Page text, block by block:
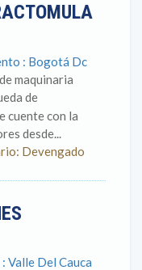
: Bogotá Dc
maquinaria
de
cuente con la
desde...
Devengado
Valle Del Cauca